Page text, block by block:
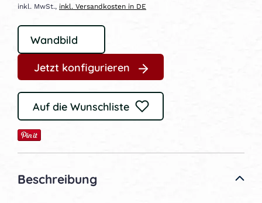
inkl. MwSt., inkl. Versandkosten in DE
Jetzt konfigurieren
Auf die Wunschliste
Beschreibung